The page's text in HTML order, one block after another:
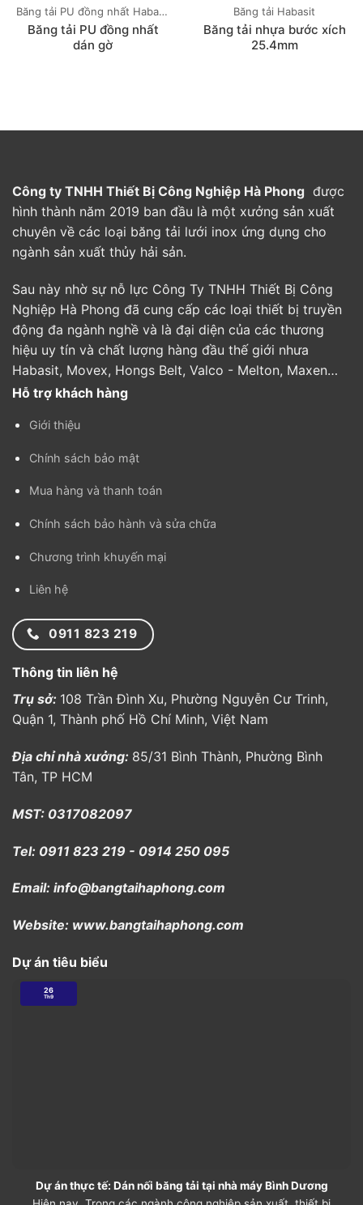
Băng tải PU đồng nhất Habasit
Băng tải PU đồng nhất
dán gờ
Băng tải Habasit
Băng tải nhựa bước xích
25.4mm
Công ty TNHH Thiết Bị Công Nghiệp Hà Phong được
hình thành năm 2019 ban đầu là một xưởng sản xuất
chuyên về các loại băng tải lưới inox ứng dụng cho
ngành sản xuất thủy hải sản.
Sau này nhờ sự nỗ lực Công Ty TNHH Thiết Bị Công
Nghiệp Hà Phong đã cung cấp các loại thiết bị truyền
động đa ngành nghề và là đại diện của các thương
hiệu uy tín và chất lượng hàng đầu thế giới nhưa
Habasit, Movex, Hongs Belt, Valco - Melton, Maxen…
Hỗ trợ khách hàng
Giới thiệu
Chính sách bảo mật
Mua hàng và thanh toán
Chính sách bảo hành và sửa chữa
Chương trình khuyến mại
Liên hệ
0911 823 219
Thông tin liên hệ
Trụ sở: 108 Trần Đình Xu, Phường Nguyễn Cư Trinh,
Quận 1, Thành phố Hồ Chí Minh, Việt Nam
Địa chỉ nhà xưởng: 85/31 Bình Thành, Phường Bình
Tân, TP HCM
MST: 0317082097
Tel: 0911 823 219 - 0914 250 095
Email: info@bangtaihaphong.com
Website: www.bangtaihaphong.com
Dự án tiêu biểu
Dự án thực tế: Dán nối băng tải tại nhà máy Bình Dương
26
Th9